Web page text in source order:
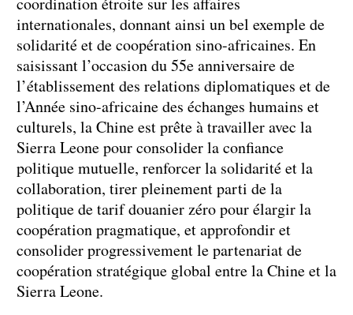
internationales, donnant ainsi un bel exemple de
solidarité et de coopération sino-africaines. En
saisissant l’occasion du 55e anniversaire de
l’établissement des relations diplomatiques et de
l’Année sino-africaine des échanges humains et
culturels, la Chine est prête à travailler avec la
Sierra Leone pour consolider la confiance
politique mutuelle, renforcer la solidarité et la
collaboration, tirer pleinement parti de la
politique de tarif douanier zéro pour élargir la
coopération pragmatique, et approfondir et
consolider progressivement le partenariat de
coopération stratégique global entre la Chine et la
Sierra Leone.